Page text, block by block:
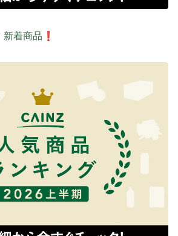
着商品❗